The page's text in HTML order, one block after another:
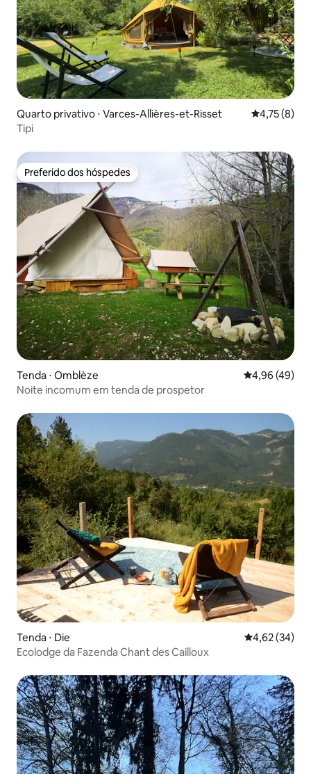
Quarto privativo ⋅ Varces-Allières-et-Risset 4,75 de
4,75 (8)
Tipi
Preferido dos hóspedes
Preferido dos hóspedes
Tenda ⋅ Omblèze 4,96 de uma
4,96 (49)
Noite incomum em tenda de prospetor
Tenda ⋅ Die 4,62 de uma
4,62 (34)
Ecolodge da Fazenda Chant des Cailloux